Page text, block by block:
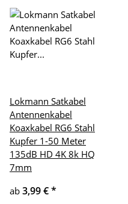
Lokmann Satkabel
Antennenkabel
Koaxkabel RG6 Stahl
Kupfer 1-50 Meter
135dB HD 4K 8k HQ
7mm
ab 3,99 €*